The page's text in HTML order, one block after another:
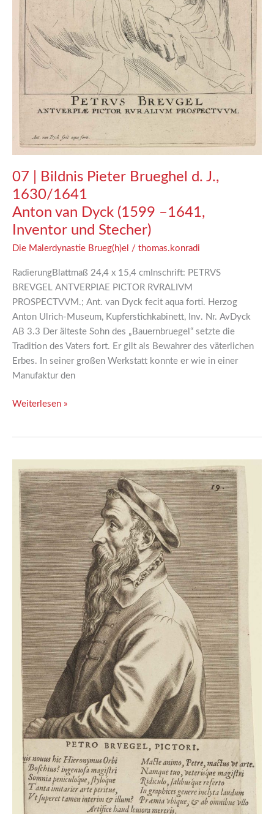
07 | Bildnis Pieter Brueghel d. J.,
1630/1641
Anton van Dyck (1599 –1641,
Inventor und Stecher)
Die Malerdynastie Brueg(h)el / thomas.konradi
RadierungBlattmaß 24,4 x 15,4 cmInschrift: PETRVS
BREVGEL ANTVERPIAE PICTOR RVRALIVM
PROSPECTVVM.; Ant. van Dyck fecit aqua forti. Herzog
Anton Ulrich-Museum, Kupferstichkabinett, Inv. Nr. AvDyck
AB 3.3 Der älteste Sohn des „Bauernbruegel“ setzte die
Tradition des Vaters fort. Er gilt als Bewahrer des väterlichen
Erbes. In seiner großen Werkstatt konnte er wie in einer
Manufaktur den
Stecher)
Weiterlesen »
Bildnis
Pieter
Bruegel
Anonym
(Stecher)